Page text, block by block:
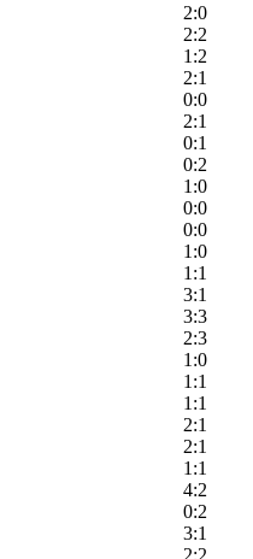
2:0
2:2
1:2
2:1
0:0
2:1
0:1
0:2
1:0
0:0
0:0
1:0
1:1
3:1
3:3
2:3
1:0
1:1
1:1
2:1
2:1
1:1
4:2
0:2
3:1